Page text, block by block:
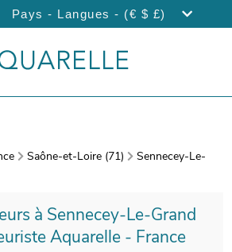
Pays - Langues - (€ $ £)
Saône-et-Loire (71)
Sennecey-Le-
à Sennecey-Le-Grand
Aquarelle - France